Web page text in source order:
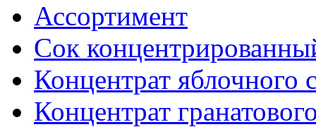
Ассортимент
Сок
Концентрат яблочного
Концентрат